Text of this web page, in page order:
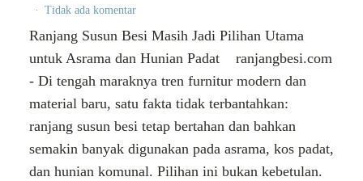
Tidak ada komentar
Ranjang Susun Besi Masih Jadi Pilihan Utama
untuk Asrama dan Hunian Padat ranjangbesi.com
- Di tengah maraknya tren furnitur modern dan
material baru, satu fakta tidak terbantahkan:
ranjang susun besi tetap bertahan dan bahkan
semakin banyak digunakan pada asrama, kos padat,
dan hunian komunal. Pilihan ini bukan kebetulan.